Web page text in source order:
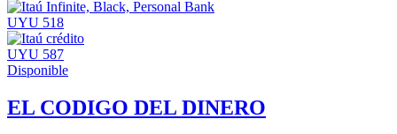
UYU 518
UYU 587
Disponible
EL CODIGO DEL DINERO